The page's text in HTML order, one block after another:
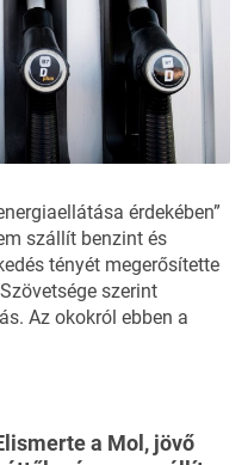
érdekében”
szállít benzint és
tényét megerősítette
szerint
Az okokról ebben a
a Mol, jövő